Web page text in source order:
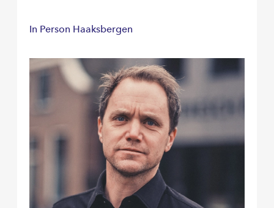
In Person Haaksbergen